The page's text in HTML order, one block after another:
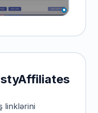
linklərini